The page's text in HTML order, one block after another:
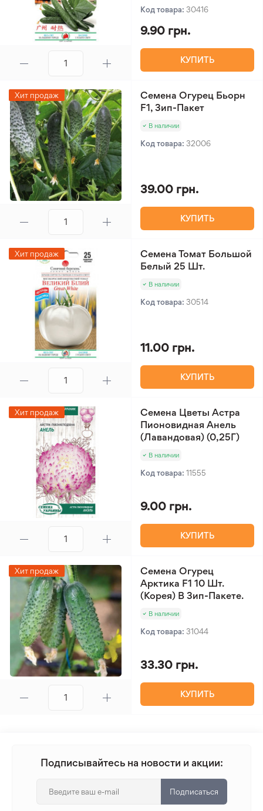
Код товара: 30416
9.90 грн.
КУПИТЬ
Хит продаж
Семена Огурец Бьорн
F1, Зип-Пакет
В наличии
Код товара: 32006
39.00 грн.
КУПИТЬ
Хит продаж
Семена Томат Большой
Белый 25 Шт.
В наличии
Код товара: 30514
11.00 грн.
КУПИТЬ
Хит продаж
Семена Цветы Астра
Пионовидная Анель
(Лавандовая) (0,25Г)
В наличии
Код товара: 11555
9.00 грн.
КУПИТЬ
Хит продаж
Семена Огурец
Арктика F1 10 Шт.
(Корея) В Зип-Пакете.
В наличии
Код товара: 31044
33.30 грн.
КУПИТЬ
Подписывайтесь на новости и акции:
Подписаться